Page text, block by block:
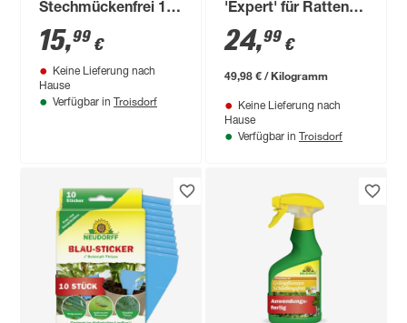
Stechmückenfrei 10
Stück
15,99 €
Keine Lieferung nach
Hause
Verfügbar in Troisdorf
'Expert' für Ratten
und Mäuse 500 g
24,99 €
49,98 € / Kilogramm
Keine Lieferung nach
Hause
Verfügbar in Troisdorf